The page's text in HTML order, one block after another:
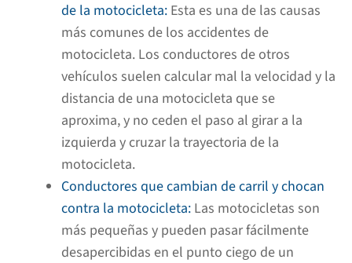
de la motocicleta: Esta es una de las causas
más comunes de los accidentes de
motocicleta. Los conductores de otros
vehículos suelen calcular mal la velocidad y la
distancia de una motocicleta que se
aproxima, y no ceden el paso al girar a la
izquierda y cruzar la trayectoria de la
motocicleta.
Conductores que cambian de carril y chocan
contra la motocicleta: Las motocicletas son
más pequeñas y pueden pasar fácilmente
desapercibidas en el punto ciego de un